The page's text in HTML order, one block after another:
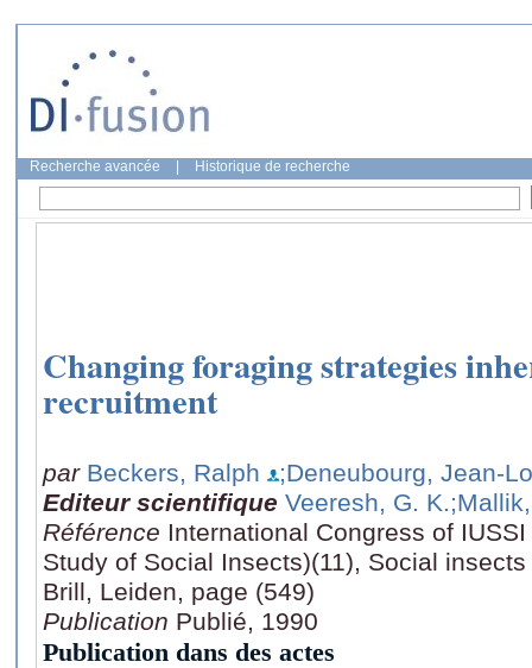
Recherche avancée Historique de recherche
Changing foraging strategies
recruitment
par Beckers, Ralph
;Deneubourg, Jean-
Editeur scientifique Veeresh, G. K.
Référence International Congress of
Study of Social Insects)(11), Social
Brill, Leiden, page (549)
Publication Publié, 1990
Publication dans des actes